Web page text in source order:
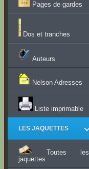
Pages de gardes
Dos et tranches
Auteurs
Nelson Adresses
Liste imprimable
LES JAQUETTES
Toutes les
jaquettes